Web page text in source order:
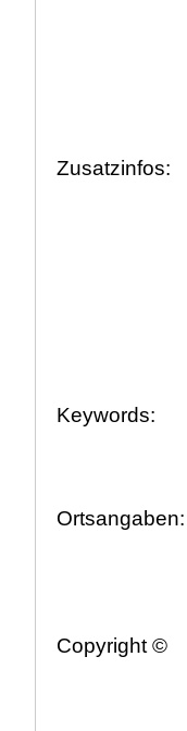
Zusatzinfos:
Keywords:
Ortsangaben:
Copyright ©